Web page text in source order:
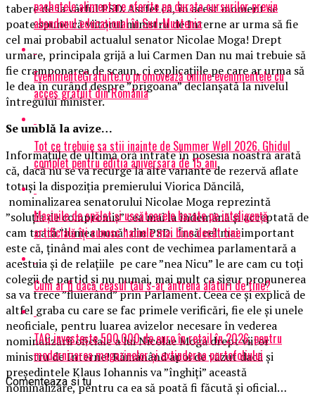
tabere de la vârful PSD. Astfel că, în acest moment se
poate spune că viitorul ministru de Interne ar urma să fie
cel mai probabil actualul senator Nicolae Moga! Drept
urmare, principala grijă a lui Carmen Dan nu mai trebuie să
fie cramponarea de scaun, ci explicațiile pe care ar urma să
le dea în curând despre ”prigoana” declanșată la nivelul
întregului minister.
Se umblă la avize…
Informațiile de ultimă oră intrate în posesia noastră arată
că, dacă nu se va recurge la alte variante de rezervă aflate
totuși la dispoziția premierului Viorica Dăncilă,
nominalizarea senatorului Nicolae Moga reprezintă
”soluția de compromis” cea mai la îndemână și acceptată de
cam toată ”lumea bună” din PSD. Însă cel mai important
este că, ținând mai ales cont de vechimea parlamentară a
acestuia și de relațiile pe care ”nea Nicu” le are cam cu toți
colegii de partid și nu numai, mai mult ca sigur propunerea
sa va trece ”fluierând” prin Parlament. Ceea ce și explică de
altfel graba cu care se fac primele verificări, fie ele și unele
neoficiale, pentru luarea avizelor necesare în vederea
nominalizării oficiale a lui Nicolae Moga drept viitor
ministru de Interne! Rămânând apoi de văzut dacă și
președintele Klaus Iohannis va ”înghiți” această
nominalizare, pentru ca ea să poată fi făcută și oficial…
pachetele alimentare oferite pe durata cursurilor previn
abandonul educațional în Sud-Muntenia
EvenimenteGratuite.ro promovează online evenimentele cu
acces gratuit din România
Tot ce trebuie sa stii inainte de Summer Well 2026. Ghidul
complet pentru editia aniversara de 15 ani
Mașinile de spălat și uscătoarele bazate pe inteligență
artificială îți cunosc hainele mai bine decât tine
Cum ar fi dacă ceasul tău s-ar antrena alături de tine?
TAG investește 500.000 de euro în retail în 2026, pentru
modernizarea magazinelor și extinderea portofoliului
Comenteaza si tu